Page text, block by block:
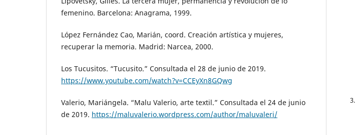
femenino. Barcelona: Anagrama, 1999.
López Fernández Cao, Marián, coord. Creación artística y mujeres,
recuperar la memoria. Madrid: Narcea, 2000.
Los Tucusitos. “Tucusito.” Consultada el 28 de junio de 2019.
https://www.youtube.com/watch?v=CCEyXn8GQwg
Valerio, Mariángela. “Malu Valerio, arte textil.” Consultada el 24 de junio
de 2019. https://maluvalerio.wordpress.com/author/maluvaleri/